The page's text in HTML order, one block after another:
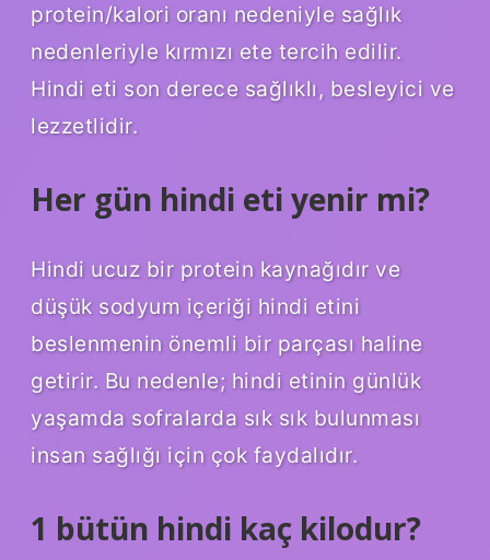
protein/kalori oranı nedeniyle sağlık
nedenleriyle kırmızı ete tercih edilir.
Hindi eti son derece sağlıklı, besleyici ve
lezzetlidir.
Her gün hindi eti yenir mi?
Hindi ucuz bir protein kaynağıdır ve
düşük sodyum içeriği hindi etini
beslenmenin önemli bir parçası haline
getirir. Bu nedenle; hindi etinin günlük
yaşamda sofralarda sık sık bulunması
insan sağlığı için çok faydalıdır.
1 bütün hindi kaç kilodur?